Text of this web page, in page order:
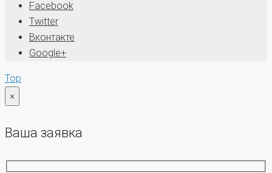
Facebook
Twitter
Вконтакте
Google+
Top
×
Ваша заявка